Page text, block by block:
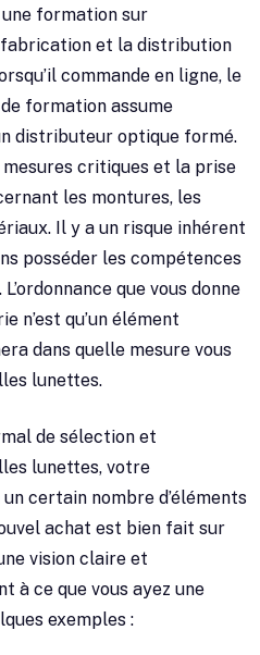
formation sur
fabrication et la distribution
commande en ligne, le
formation assume
distributeur optique formé.
critiques et la prise
les montures, les
Il y a un risque inhérent
posséder les compétences
que vous donne
n’est qu’un élément
dans quelle mesure vous
lunettes.
de sélection et
lunettes, votre
certain nombre d’éléments
achat est bien fait sur
vision claire et
à ce que vous ayez une
exemples :